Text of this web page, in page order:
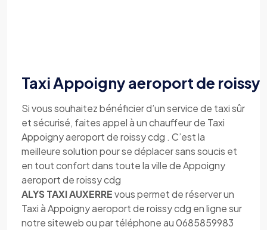
Taxi Appoigny aeroport de roissy
Si vous souhaitez bénéficier d’un service de taxi sûr
et sécurisé, faites appel à un chauffeur de Taxi
Appoigny aeroport de roissy cdg . C’est la
meilleure solution pour se déplacer sans soucis et
en tout confort dans toute la ville de Appoigny
aeroport de roissy cdg
ALYS TAXI AUXERREvous permet de réserver un
Taxi à Appoigny aeroport de roissy cdg en ligne sur
notre siteweb ou par téléphone au 0685859983